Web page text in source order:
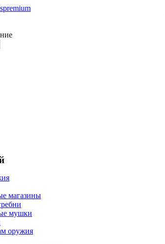
магазины
мушки
оружия